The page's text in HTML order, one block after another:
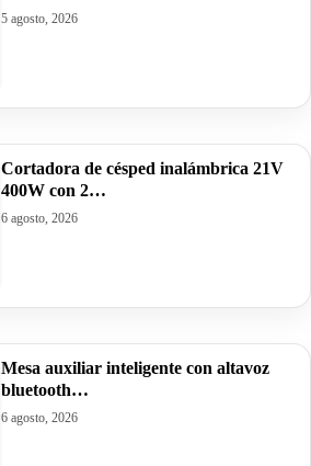
5 agosto, 2026
Cortadora de césped inalámbrica 21V
400W con 2…
6 agosto, 2026
Mesa auxiliar inteligente con altavoz
bluetooth…
6 agosto, 2026